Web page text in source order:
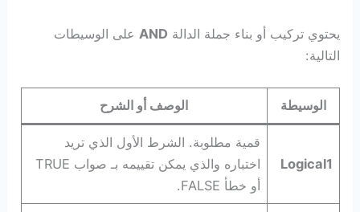
يحتوي تركيب أو بناء جملة الدالة
‏ على الوسيطات
التالية:
الوسيطة الوصف أو الشرح
Logical1
قمية مطلوبة. الشرط الأول الذي تريد
اختباره والذي يمكن تقييمه بـ صواب TRUE
أو خطأ FALSE.